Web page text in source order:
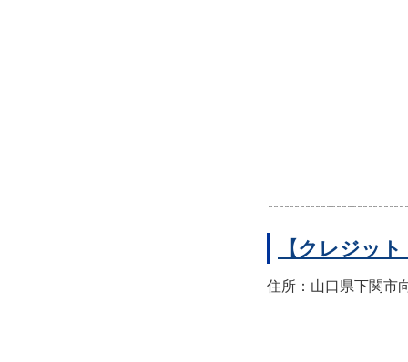
【クレジッ
住所：山口県下関市